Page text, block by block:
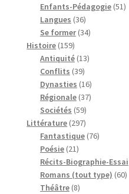
produits
Enfants-Pédagogie 5151
Langues 3636
produits
Se former 3434
Histoire 159159
produits
Antiquité 1313
Conflits 3939
produits
Dynasties 1616
produits
Régionale 3737
Sociétés 5959
produits
Littérature 297297
produits
Fantastique 7676
Poésie 2121
produits
Récits-Biographie-Essai
Romans (tout type) 6060
Théâtre 88